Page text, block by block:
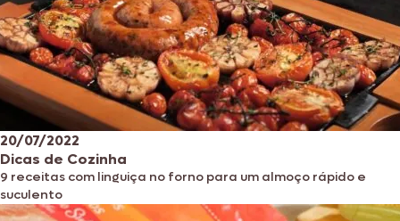
20/07/2022
Dicas de Cozinha
9 receitas com linguiça no forno para um almoço rápido e
suculento